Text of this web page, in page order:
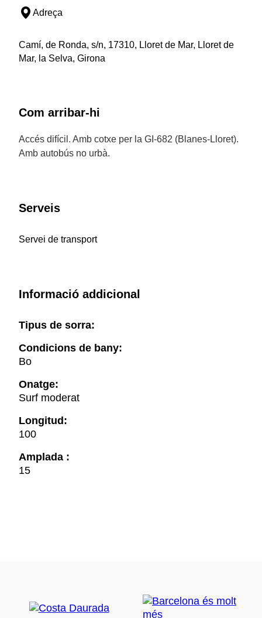
Adreça
Camí, de Ronda, s/n, 17310, Lloret de Mar, Lloret de
Mar, la Selva, Girona
Com arribar-hi
Accés difícil. Amb cotxe per la GI-682 (Blanes-Lloret).
Amb autobús no urbà.
Serveis
Servei de transport
Informació addicional
Tipus de sorra:
Condicions de bany:
Bo
Onatge:
Surf moderat
Longitud:
100
Amplada :
15